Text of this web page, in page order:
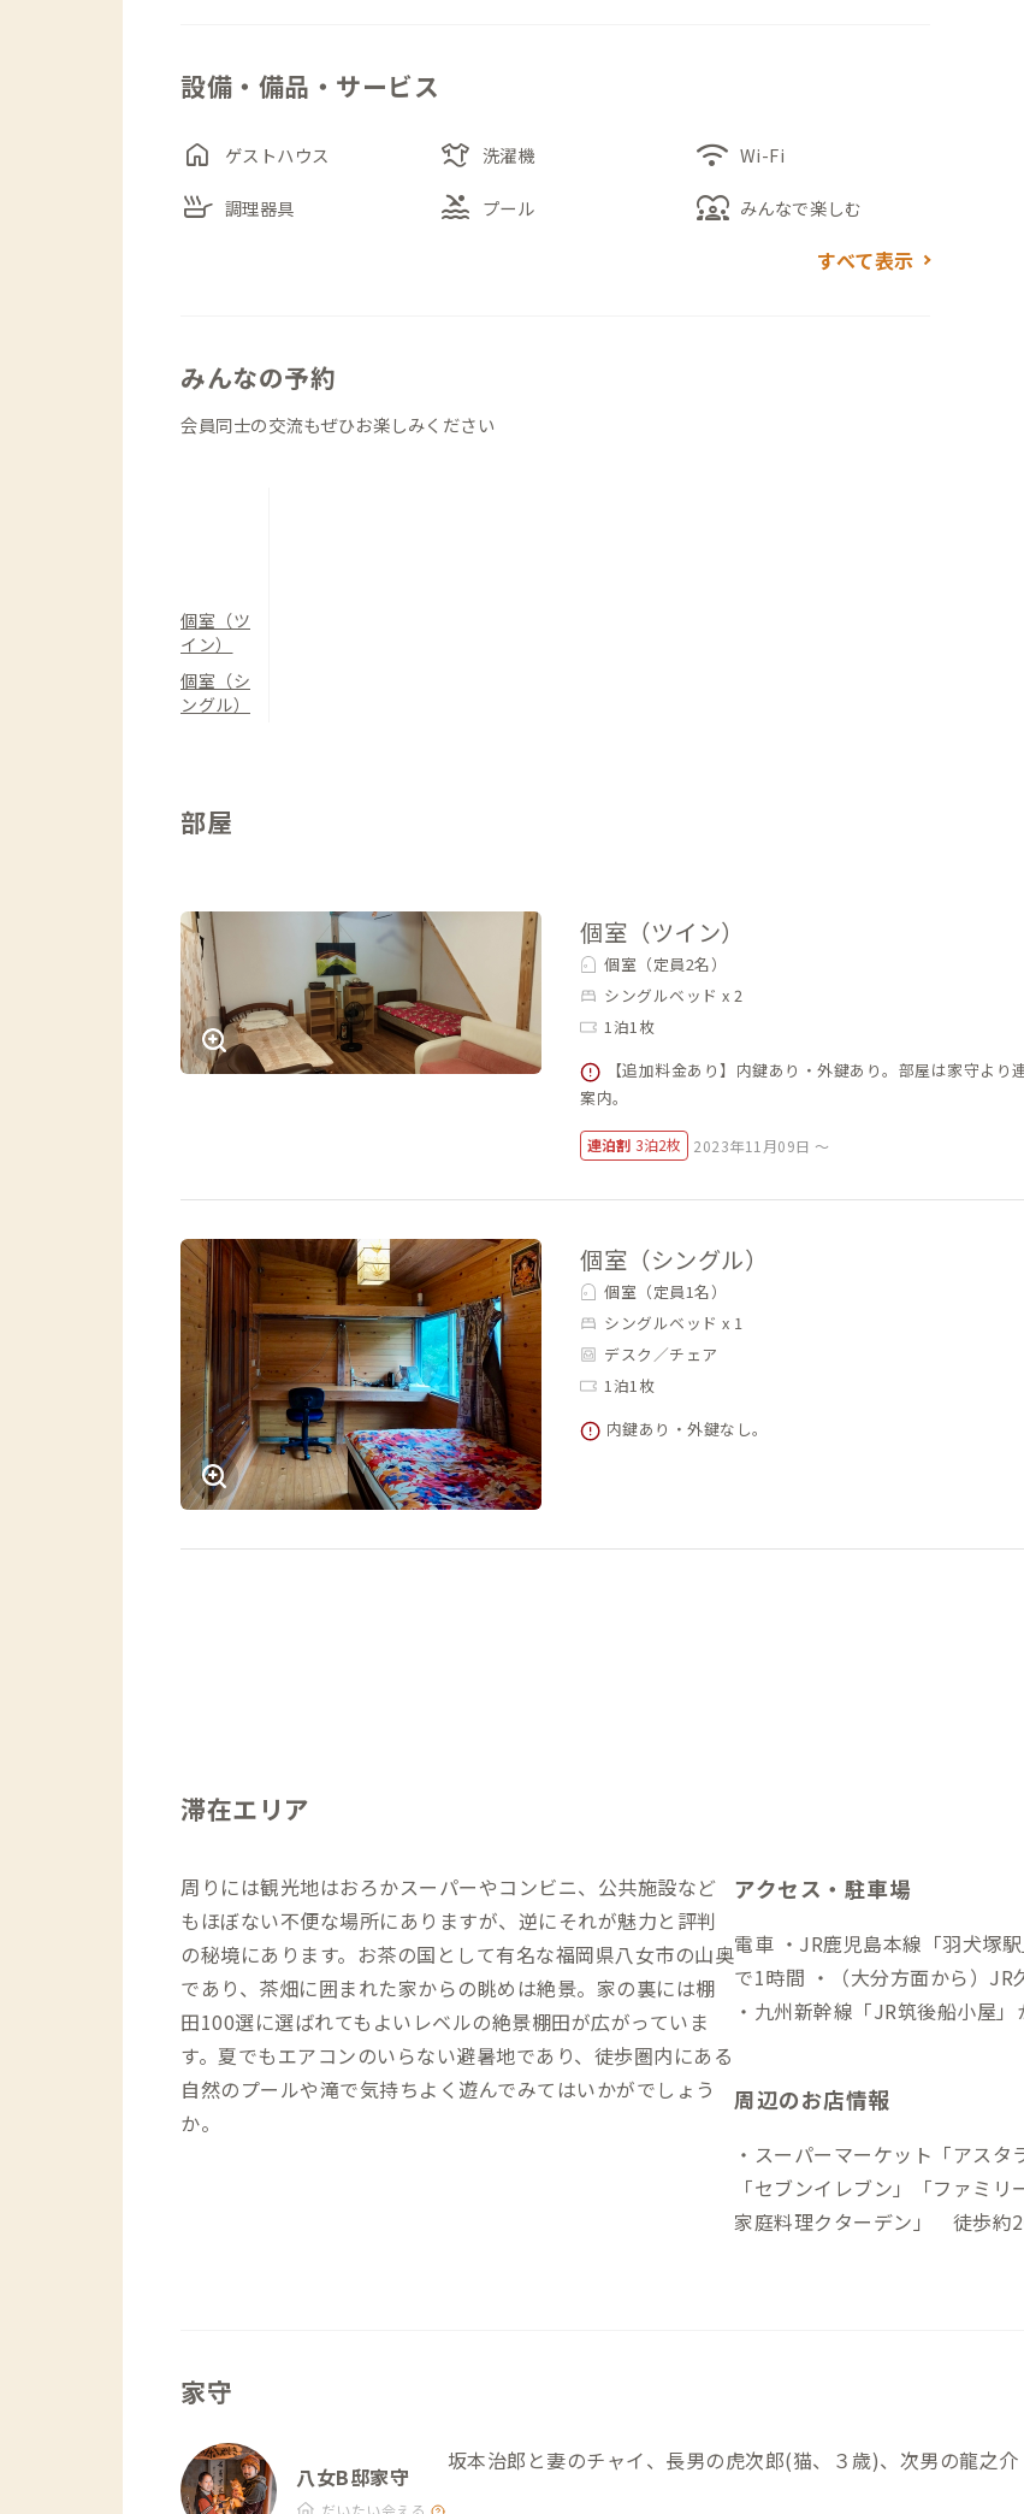
ます。
によりけりとなりますが、是非ここにいる他のお客さん達と交流していってもらえ
設備・備品・サービス
home ゲストハウス laundry 洗濯機 wifi Wi-Fi
skillet 調理器具 pool プール diversity_1 みんなで楽しむ
すべて表示
みんなの予約
会員同士の交流もぜひお楽しみください
個室（ツ
イン）
個室（シ
ングル）
部屋
個室（ツイン）
個室（定員2名）
シングルベッド x 2
1泊1枚
【追加料金あり】内鍵あり・外鍵あり。部屋は家守より
案内。
連泊割 3泊2枚 2023年11月09日 ～
個室（シングル）
個室（定員1名）
シングルベッド x 1
デスク／チェア
1泊1枚
内鍵あり・外鍵なし。
滞在エリア
周りには観光地はおろかスーパーやコンビニ、公共施設など
もほぼない不便な場所にありますが、逆にそれが魅力と評判
の秘境にあります。お茶の国として有名な福岡県八女市の山奥
であり、茶畑に囲まれた家からの眺めは絶景。家の裏には棚
田100選に選ばれてもよいレベルの絶景棚田が広がっていま
す。夏でもエアコンのいらない避暑地であり、徒歩圏内にある
自然のプールや滝で気持ちよく遊んでみてはいかがでしょう
か。
アクセス・駐車場
電車 ・JR鹿児島本線「羽犬塚
で1時間 ・（大分方面から）
・九州新幹線「JR筑後船小屋
周辺のお店情報
・スーパーマーケット「アス
「セブンイレブン」「ファミ
家庭料理クターデン」 徒歩約
家守
八女B邸家守
だいたい会える
坂本治郎と妻のチャイ、長男の虎次郎(猫、３歳)、次男の龍之介